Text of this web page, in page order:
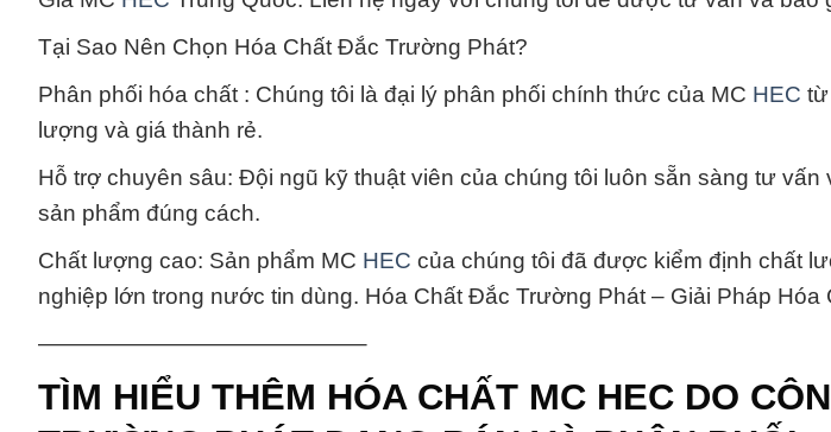
Tại Sao Nên Chọn Hóa Chất Đắc Trường Phát?
Phân phối hóa chất : Chúng tôi là đại lý phân phối chính thức của MC HEC từ
lượng và giá thành rẻ.
Hỗ trợ chuyên sâu: Đội ngũ kỹ thuật viên của chúng tôi luôn sẵn sàng tư
sản phẩm đúng cách.
Chất lượng cao: Sản phẩm MC HEC của chúng tôi đã được kiểm định chất
nghiệp lớn trong nước tin dùng. Hóa Chất Đắc Trường Phát – Giải Pháp Hóa
——————————————–
TÌM HIỂU THÊM HÓA CHẤT MC HEC DO